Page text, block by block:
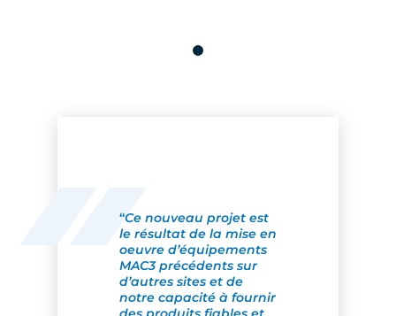
“Ce nouveau projet est
le résultat de la mise en
oeuvre d’équipements
MAC3 précédents sur
d’autres sites et de
notre capacité à fournir